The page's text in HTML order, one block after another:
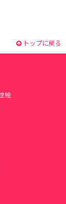
トップに戻る
絵